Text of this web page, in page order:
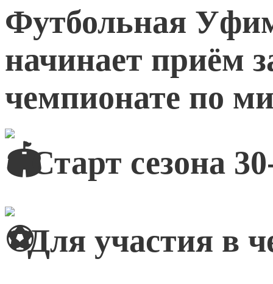
Футбольная
начинает приём
чемпионате по
Старт сезона
Для участия в